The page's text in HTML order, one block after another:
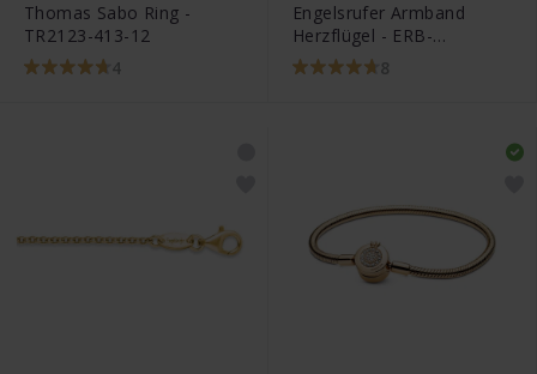
Thomas Sabo Ring -
TR2123-413-12
4
Engelsrufer Armband
Herzflügel - ERB-
LILHEARTWING-G
8